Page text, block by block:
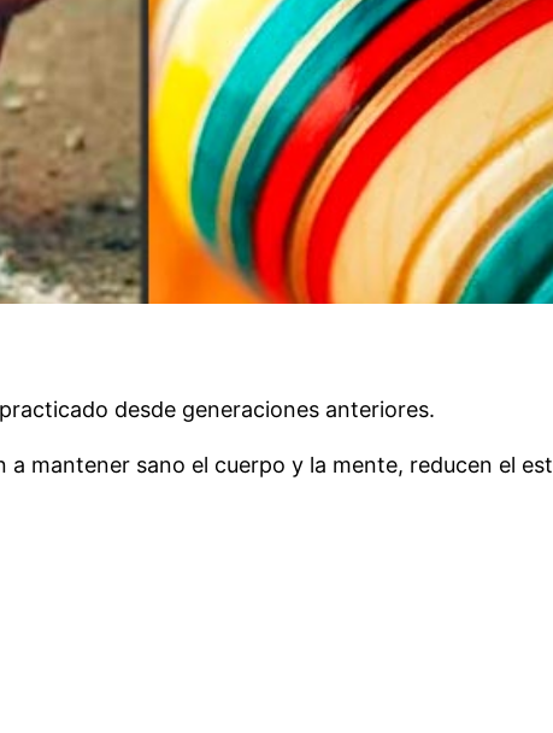
desde generaciones anteriores.
a mantener sano el cuerpo y la mente, reducen el